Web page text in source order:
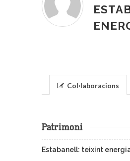
Col·laboracions
Patrimoni
Estabanell: teixint